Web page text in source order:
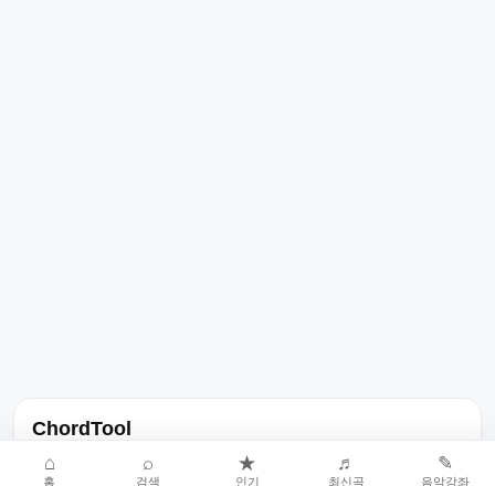
ChordTool
노래 가사, 곡 정보, 코드, 악보를 한곳에서 찾을 수 있는 음악 정보
⌂
홈
⌕
검색
★
인기
♬
최신곡
✎
음악강좌